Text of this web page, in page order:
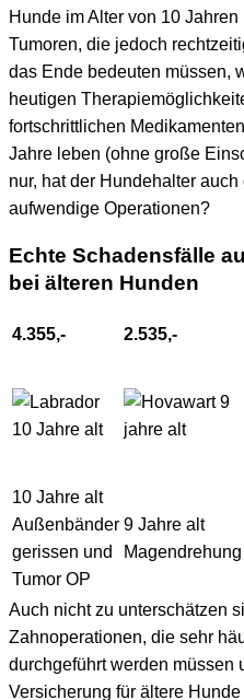
Hunde im Alter von 10
Tumoren, die jedoch
das Ende bedeuten müssen,
heutigen
fortschrittlichen
Jahre leben (ohne große
nur, hat der Hundehalter
aufwendige Operationen?
Echte Schadensfälle
bei älteren Hunden
4.355,- 2.535,-
10 Jahre alt
Außenbänder
gerissen und
Tumor OP
9 Jahre alt
Magendrehung
Auch nicht zu unterschätzen
Zahnoperationen, die sehr
durchgeführt werden müssen
Versicherung für ältere